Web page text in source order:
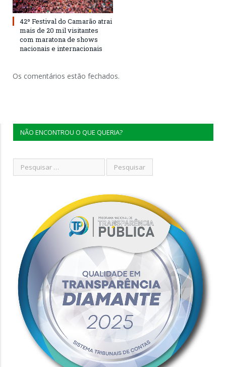
42º Festival do Camarão atrai
mais de 20 mil visitantes
com maratona de shows
nacionais e internacionais
Os comentários estão fechados.
NÃO ENCONTROU O QUE QUERIA?